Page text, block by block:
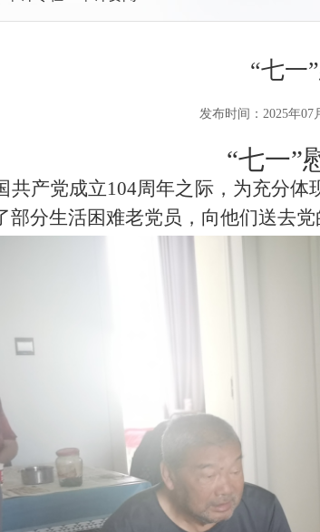
“七一
发布时间：2025年07
“七一”
共产党成立104周年之际， 为充分体
部分生活困难老党员，向他们送去党